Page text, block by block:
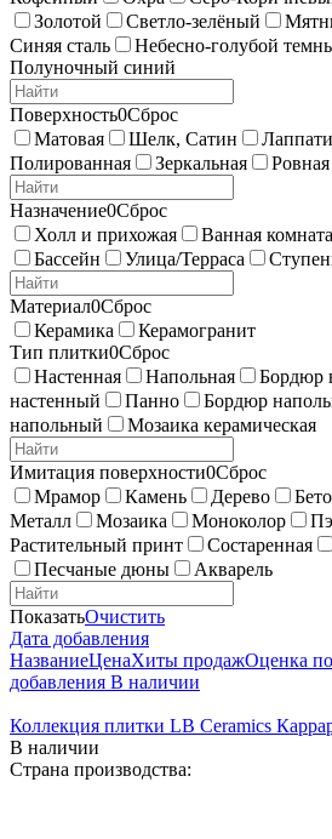
Золотой
Светло-зелёный
Синяя сталь
Небесно-голубой
Полуночный синий
Поверхность0Сброс
Матовая
Шелк, Сатин
Полированная
Зеркальная Ровная
Назначение0Сброс
Холл и прихожая
Ванная комната
Бассейн
Улица/Терраса
Материал0Сброс
Керамика
Керамогранит
Тип плитки0Сброс
Настенная
Напольная Бордюр
настенный
Панно Бордюр
напольный
Мозаика керамическая
Имитация поверхности0Сброс
Мрамор
Камень Дерево
Металл
Мозаика Моноколор
Растительный принт
Состаренная
Песчаные дюны
Акварель
ПоказатьОчистить
Дата добавления
НазваниеЦенаХиты продажОценка
добавления В наличии
Коллекция плитки LB Ceramics
В наличии
Страна производства: